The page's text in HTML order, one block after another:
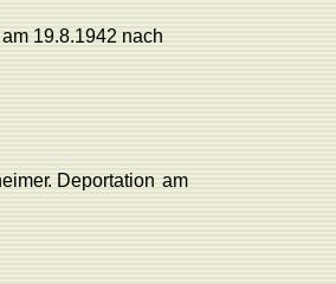
am 19.8.1942nach
r.Deportation am